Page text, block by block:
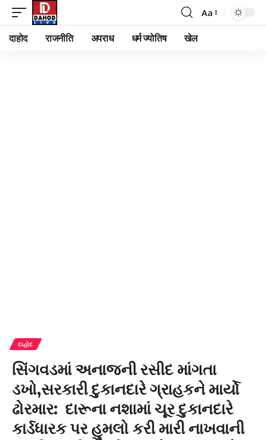
Font
Aa
दाहोद राजनीति अपराध धर्म ज्योतिष खेल
દાહોદ
સિંગવડમાં અનાજની રસીદ માંગતા
ડખો,સરકારી દુકાનદારે ગ્રાહકને માર્યો
ઢોરમાર: દારૂના નશામાં ચૂર દુકાનદારે
કાર્ડધારક પર હુમલો કરી મારી નાખવાની